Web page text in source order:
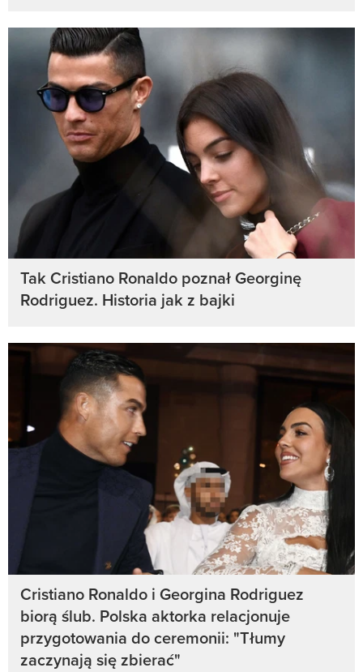
Tak Cristiano Ronaldo poznał Georginę
Rodriguez. Historia jak z bajki
Cristiano Ronaldo i Georgina Rodriguez
biorą ślub. Polska aktorka relacjonuje
przygotowania do ceremonii: "Tłumy
zaczynają się zbierać"